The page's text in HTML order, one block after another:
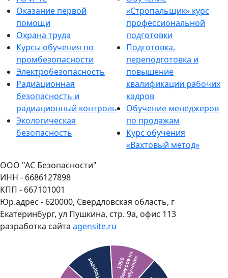
Оказание первой
помощи
Охрана труда
Курсы обучения по
промбезопасности
Электробезопасность
Радиационная
безопасность и
радиационный контроль
Экологическая
безопасность
«Стропальщик» курс
профессиональной
подготовки
Подготовка,
переподготовка и
повышение
квалификации рабочих
кадров
Обучение менеджеров
по продажам
Курс обучения
«Вахтовый метод»
ООО "АС Безопасности"
ИНН - 6686127898
КПП - 667101001
Юр.адрес - 620000, Свердловская область, г
Екатеринбург, ул Пушкина, стр. 9а, офис 113
разработка сайта agensite.ru